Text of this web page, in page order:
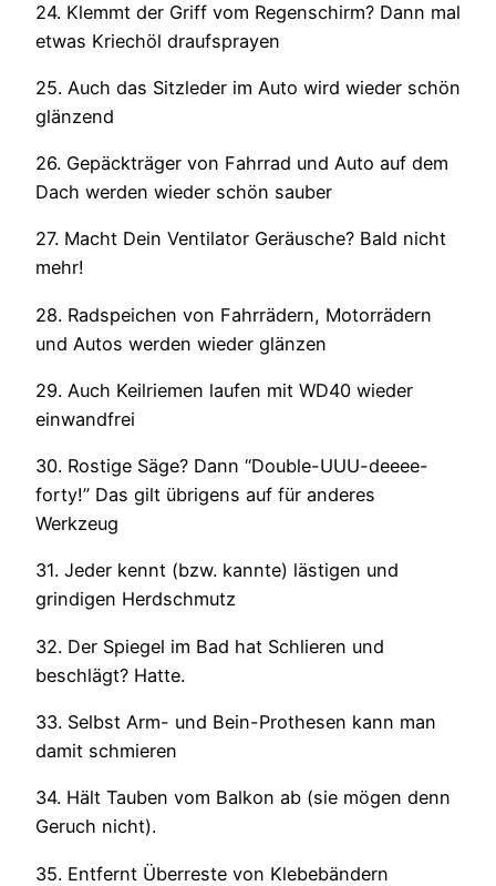
24. Klemmt der Griff vom Regenschirm? Dann mal
etwas Kriechöl draufsprayen
25. Auch das Sitzleder im Auto wird wieder schön
glänzend
26. Gepäckträger von Fahrrad und Auto auf dem
Dach werden wieder schön sauber
27. Macht Dein Ventilator Geräusche? Bald nicht
mehr!
28. Radspeichen von Fahrrädern, Motorrädern
und Autos werden wieder glänzen
29. Auch Keilriemen laufen mit WD40 wieder
einwandfrei
30. Rostige Säge? Dann “Double-UUU-deeee-
forty!” Das gilt übrigens auf für anderes
Werkzeug
31. Jeder kennt (bzw. kannte) lästigen und
grindigen Herdschmutz
32. Der Spiegel im Bad hat Schlieren und
beschlägt? Hatte.
33. Selbst Arm- und Bein-Prothesen kann man
damit schmieren
34. Hält Tauben vom Balkon ab (sie mögen denn
Geruch nicht).
35. Entfernt Überreste von Klebebändern